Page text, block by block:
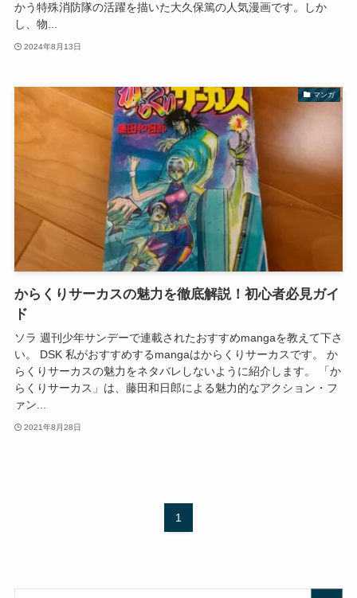
かう特殊消防隊の活躍を描いた大久保篤の人気漫画です。しか
し、物...
2024年8月13日
マンガ
からくりサーカスの魅力を徹底解説！初心者必見ガイ
ド
ソラ 週刊少年サンデーで連載されたおすすめmangaを教えて下さ
い。 DSK 私がおすすめするmangaはからくりサーカスです。 か
らくりサーカスの魅力をネタバレしないように紹介します。 「か
らくりサーカス」は、藤田和日郎による魅力的なアクション・フ
ァン...
2021年8月28日
1